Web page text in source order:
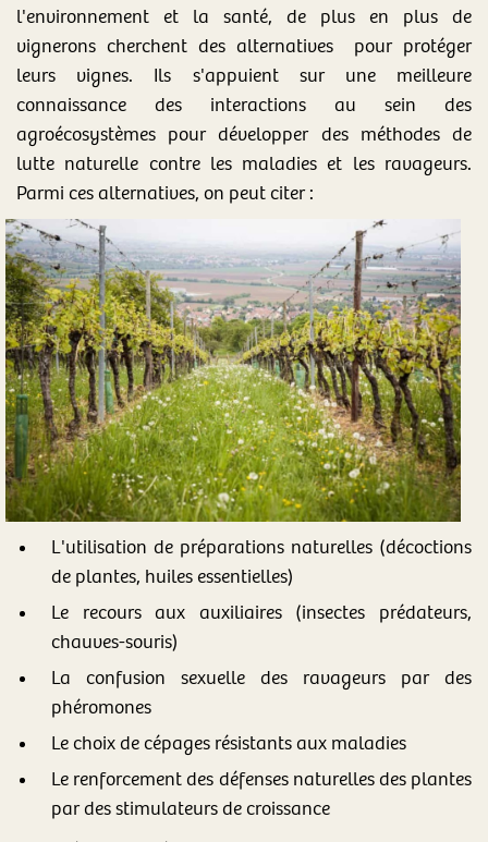
l'environnement et la santé, de plus en plus de
vignerons cherchent des alternatives pour protéger
leurs vignes. Ils s'appuient sur une meilleure
connaissance des interactions au sein des
agroécosystèmes pour développer des méthodes de
lutte naturelle contre les maladies et les ravageurs.
Parmi ces alternatives, on peut citer :
L'utilisation de préparations naturelles (décoctions
de plantes, huiles essentielles)
Le recours aux auxiliaires (insectes prédateurs,
chauves-souris)
La confusion sexuelle des ravageurs par des
phéromones
Le choix de cépages résistants aux maladies
Le renforcement des défenses naturelles des plantes
par des stimulateurs de croissance